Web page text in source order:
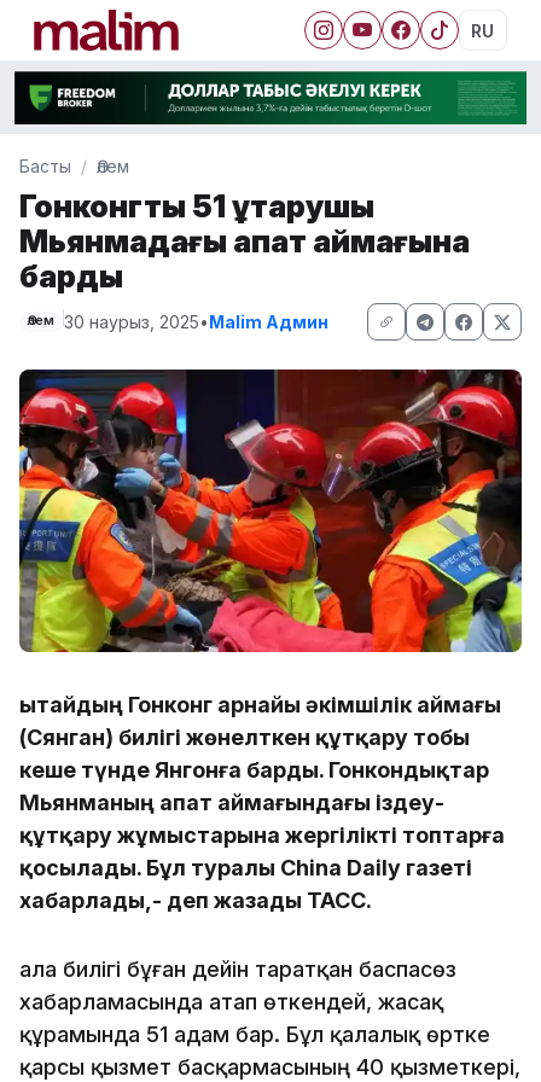
RU
Басты Әлем
Гонконгтық 51 құтқарушы
Мьянмадағы апат аймағына
барды
Әлем 30 наурыз, 2025•Malim Админ
Қытайдың Гонконг арнайы әкімшілік аймағы
(Сянган) билігі жөнелткен құтқару тобы
кеше түнде Янгонға барды. Гонкондықтар
Мьянманың апат аймағындағы іздеу-
құтқару жұмыстарына жергілікті топтарға
қосылады. Бұл туралы China Daily газеті
хабарлады,- деп жазады ТАСС.
Қала билігі бұған дейін таратқан баспасөз
хабарламасында атап өткендей, жасақ
құрамында 51 адам бар. Бұл қалалық өртке
қарсы қызмет басқармасының 40 қызметкері,